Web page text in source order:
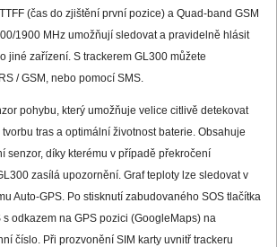
(čas do zjištění první pozice) a Quad-band GSM
1900 MHz umožňují sledovat a pravidelně hlásit
jiné zařízení. S trackerem GL300 můžete
/ GSM, nebo pomocí SMS.
pohybu, který umožňuje velice citlivě detekovat
tras a optimální životnost baterie. Obsahuje
senzor, díky kterému v případě překročení
zasílá upozornění. Graf teploty lze sledovat v
Auto-GPS. Po stisknutí zabudovaného SOS tlačítka
odkazem na GPS pozici (GoogleMaps) na
číslo. Při prozvonění SIM karty uvnitř trackeru